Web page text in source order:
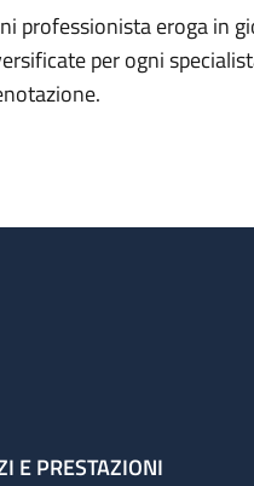
professionista eroga in
per ogni
E PRESTAZIONI